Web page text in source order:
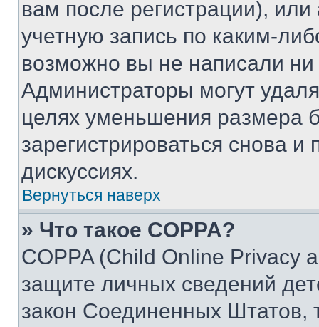
вам после регистрации),
учетную запись по каким-
возможно вы не написали
Администраторы могут
целях уменьшения размера
зарегистрироваться снова и
дискуссиях.
Вернуться наверх
» Что такое COPPA?
COPPA (Child Online Privacy
защите личных сведений
закон Соединенных Штатов,